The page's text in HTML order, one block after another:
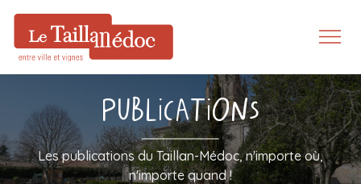
Publications
Les publications du Taillan-Médoc, n'importe où,
n'importe quand !